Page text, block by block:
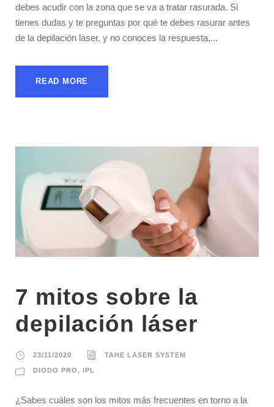
debes acudir con la zona que se va a tratar rasurada. Si
tienes dudas y te preguntas por qué te debes rasurar antes
de la depilación láser, y no conoces la respuesta,...
READ MORE
7 mitos sobre la
depilación láser
23/11/2020 TAHE LASER SYSTEM
DIODO PRO, IPL
¿Sabes cuáles son los mitos más frecuentes en torno a la